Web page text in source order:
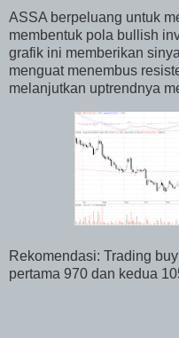
ASSA berpeluang untuk
membentuk pola bullish
grafik ini memberikan
menguat menembus
melanjutkan uptrendnya
Rekomendasi: Trading
pertama 970 dan kedua